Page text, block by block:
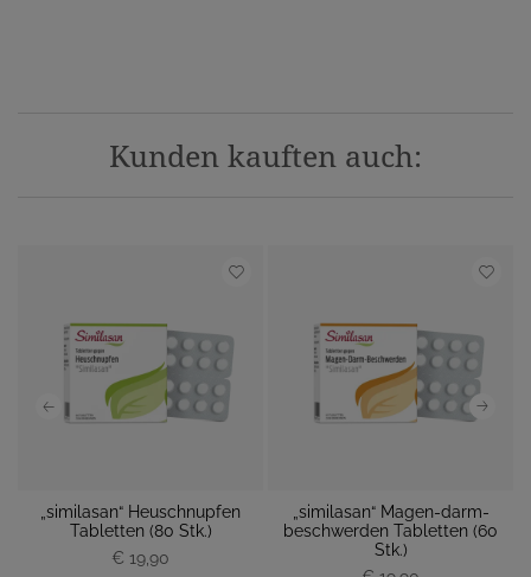
Kunden kauften auch:
„similasan“ Heuschnupfen
Tabletten (80 Stk.)
€ 19,90
„similasan“ Magen-darm-
beschwerden Tabletten (60
Stk.)